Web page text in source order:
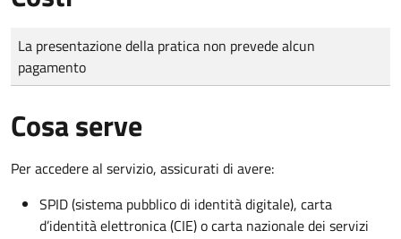
Tipo di pagamento
Importo
La presentazione della pratica non prevede alcun
pagamento
Cosa serve
Per accedere al servizio, assicurati di avere:
SPID (sistema pubblico di identità digitale), carta
d’identità elettronica (CIE) o carta nazionale dei servizi